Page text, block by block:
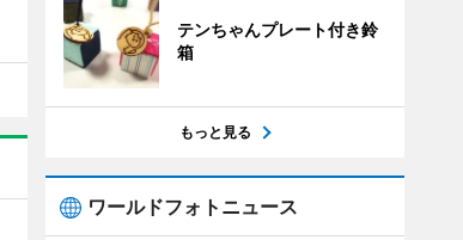
テンちゃんプレート付き鈴
箱
もっと見る
ワールドフォトニュース